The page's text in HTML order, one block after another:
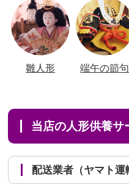
雛人形 端午の節句
当店の人形供養
配送業者（ヤマト